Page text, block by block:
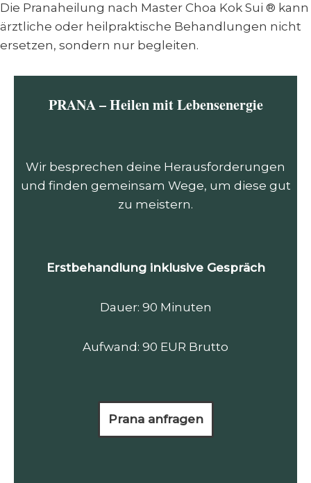
Die Pranaheilung nach Master Choa Kok Sui ® kann
ärztliche oder heilpraktische Behandlungen nicht
ersetzen, sondern nur begleiten.
PRANA – Heilen mit Lebensenergie
Wir besprechen deine Herausforderungen
und finden gemeinsam Wege, um diese gut
zu meistern.
Erstbehandlung inklusive Gespräch
Dauer: 90 Minuten
Aufwand: 90 EUR Brutto
Prana anfragen